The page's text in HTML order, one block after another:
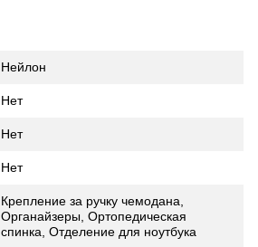
Нейлон
Нет
Нет
Нет
Крепление за ручку чемодана,
Органайзеры, Ортопедическая
спинка, Отделение для ноутбука